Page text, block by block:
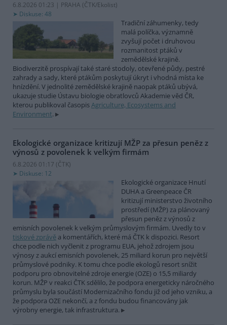
6.8.2026 01:23 | PRAHA (ČTK/Ekolist)
Diskuse: 48
Tradiční záhumenky, tedy
malá políčka, významně
zvyšují počet i druhovou
rozmanitost ptáků v
zemědělské krajině.
Biodiverzitě prospívají také staré stodoly, otevřené půdy, pestré
zahrady a sady, které ptákům poskytují úkryt i vhodná místa ke
hnízdění. V jednolité zemědělské krajině naopak ptáků ubývá,
ukazuje studie Ústavu biologie obratlovců Akademie věd ČR,
kterou publikoval časopisAgriculture, Ecosystems and
Environment.
Ekologické organizace kritizují MŽP za přesun peněz z
výnosů z povolenek k velkým firmám
6.8.2026 01:17 (ČTK)
Diskuse: 12
Ekologické organizace Hnutí
DUHA a Greenpeace ČR
kritizují ministerstvo životního
prostředí (MŽP) za plánovaný
přesun peněz z výnosů z
emisních povolenek k velkým průmyslovým firmám. Uvedly to v
tiskové zprávě a komentářích, které má ČTK k dispozici. Resort
chce podle nich vyčlenit z programu EUA, jehož zdrojem jsou
výnosy z aukcí emisních povolenek, 25 miliard korun pro největší
průmyslové podniky. K tomu chce podle ekologů resort snížit
podporu pro obnovitelné zdroje energie (OZE) o 15,5 miliardy
korun. MŽP v reakci ČTK sdělilo, že podpora energeticky náročného
průmyslu byla součástí Modernizačního fondu již od jeho vzniku, a
že podpora OZE nekončí, a z fondu budou financovány jak
výrobny energie, tak infrastruktura.